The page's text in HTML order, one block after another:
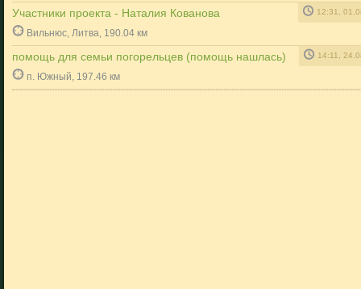
Участники проекта - Наталия Кованова 12:31,
Вильнюс, Литва, 190.04 км
помощь для семьи погорельцев (помощь нашлась) 14:11,
п. Южный, 197.46 км